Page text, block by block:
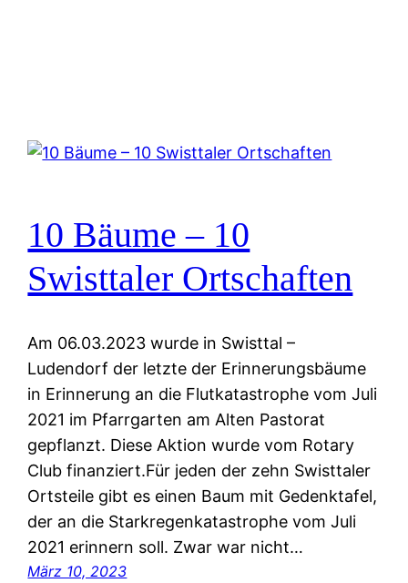
10 Bäume – 10
Swisttaler Ortschaften
Am 06.03.2023 wurde in Swisttal –
Ludendorf der letzte der Erinnerungsbäume
in Erinnerung an die Flutkatastrophe vom Juli
2021 im Pfarrgarten am Alten Pastorat
gepflanzt. Diese Aktion wurde vom Rotary
Club finanziert.Für jeden der zehn Swisttaler
Ortsteile gibt es einen Baum mit Gedenktafel,
der an die Starkregenkatastrophe vom Juli
2021 erinnern soll. Zwar war nicht…
März 10, 2023